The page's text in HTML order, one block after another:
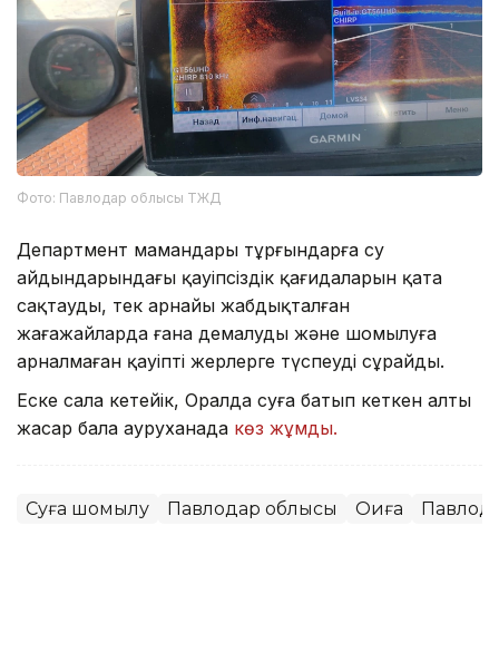
Фото: Павлодар облысы ТЖД
Департмент мамандары тұрғындарға су
айдындарындағы қауіпсіздік қағидаларын қатаң
сақтауды, тек арнайы жабдықталған
жағажайларда ғана демалуды және шомылуға
арналмаған қауіпті жерлерге түспеуді сұрайды.
Еске сала кетейік, Оралда суға батып кеткен алты
жасар бала ауруханада көз жұмды.
Суға шомылу Павлодар облысы Оқиға